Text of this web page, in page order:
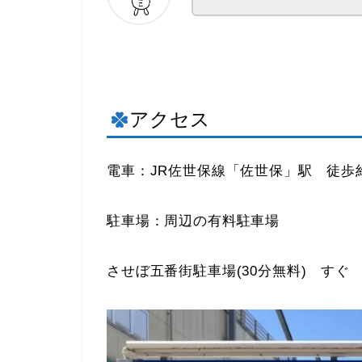
アクセス
電車：JR佐世保線「佐世保」駅 徒歩
駐車場：周辺の有料駐車場
させぼ五番街駐車場(30分無料) すぐ